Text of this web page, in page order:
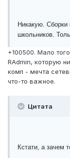
Никакую. Сборки
школьников.
+100500. Мало
RAdmin, которую
комп - мечта
что-то важное.
Цитата
Кстати, а зачем